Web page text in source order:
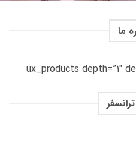
ما
[ux_products depth=”1″